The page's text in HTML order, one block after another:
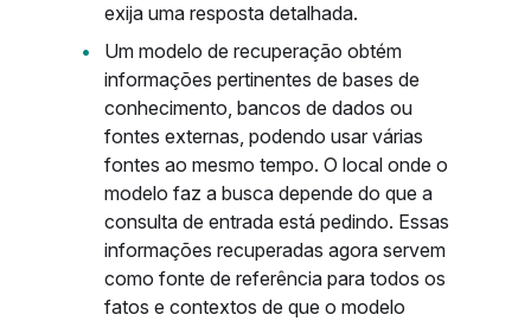
exija uma resposta detalhada.
Um modelo de recuperação obtém
informações pertinentes de bases de
conhecimento, bancos de dados ou
fontes externas, podendo usar várias
fontes ao mesmo tempo. O local onde o
modelo faz a busca depende do que a
consulta de entrada está pedindo. Essas
informações recuperadas agora servem
como fonte de referência para todos os
fatos e contextos de que o modelo